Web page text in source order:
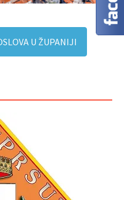
U ŽUPANIJI